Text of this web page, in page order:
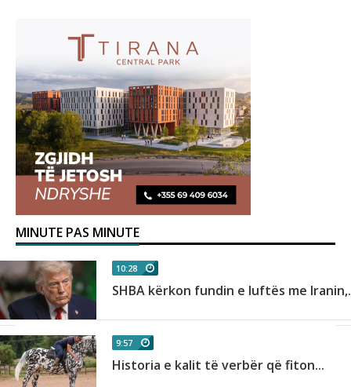
MINUTE PAS MINUTE
10:28
SHBA kërkon fundin e luftës me
9:57
Historia e kalit të verbër që fiton...